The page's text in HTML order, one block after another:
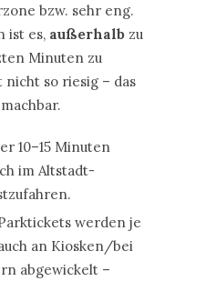
bzw. sehr eng.
ist es, außerhalb zu
Minuten zu
nicht so riesig – das
10–15 Minuten
im Altstadt-
werden je
an Kiosken/bei
abgewickelt –